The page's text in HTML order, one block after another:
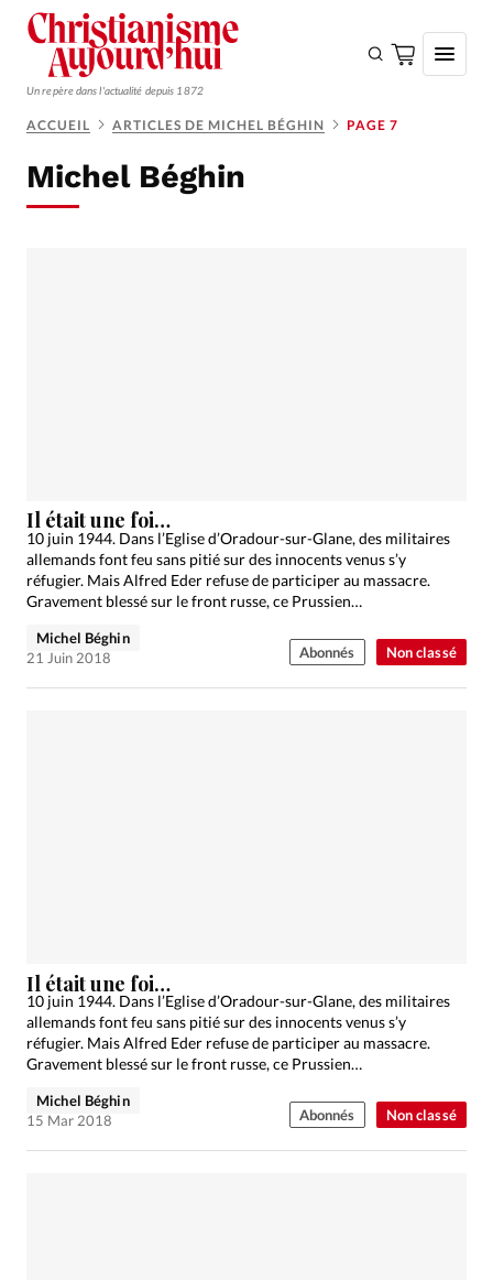
Un repère dans l'actualité depuis 1872
Monde
Devise: CHF
RUBRIQUES
Tous les articles
Actualité chrétienne
Actualité internationale
Chronique
Culture
Dossier
Génération réveil
Monde
ACCUEIL ARTICLES DE MICHEL BÉGHIN PAGE 7
Michel Béghin
Non classé
Il était une foi…
10 juin 1944. Dans l’Eglise d’Oradour-sur-Glane, des militaires
allemands font feu sans pitié sur des innocents venus s’y
réfugier. Mais Alfred Eder refuse de participer au massacre.
Gravement blessé sur le front russe, ce Prussien…
Michel Béghin
21 Juin 2018
Abonnés
Non classé
Il était une foi…
10 juin 1944. Dans l’Eglise d’Oradour-sur-Glane, des militaires
allemands font feu sans pitié sur des innocents venus s’y
réfugier. Mais Alfred Eder refuse de participer au massacre.
Gravement blessé sur le front russe, ce Prussien…
Michel Béghin
15 Mar 2018
Abonnés